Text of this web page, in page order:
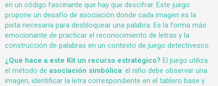
en un código fascinante que hay que descifrar. Este juego
propone un desafío de asociación donde cada imagen es la
pista necesaria para desbloquear una palabra. Es la forma más
emocionante de practicar el reconocimiento de letras y la
construcción de palabras en un contexto de juego detectivesco.
¿Qué hace a este Kit un recurso estratégico? El juego utiliza
el método de asociación simbólica: el niño debe observar una
imagen, identificar la letra correspondiente en el tablero base y